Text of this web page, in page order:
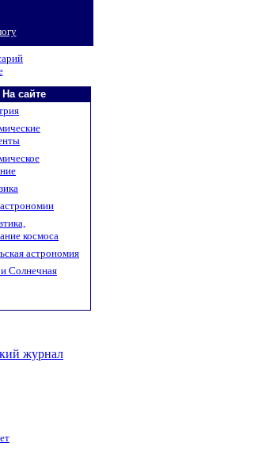
На сайте
космоса
астрономия
Солнечная
журнал